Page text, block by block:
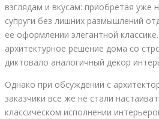
взглядам и вкусам: приобретая уже
супруги без лишних размышлений
ее оформлении элегантной
архитектурное решение дома со
диктовало аналогичный декор
Однако при обсуждении с
заказчики все же не стали
классическом исполнении